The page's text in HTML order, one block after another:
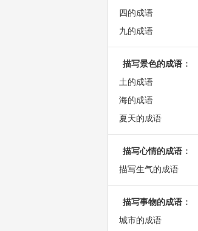
四的成语
九的成语
描写景色的成语 ：
土的成语
海的成语
夏天的成语
描写心情的成语 ：
描写生气的成语
描写事物的成语 ：
城市的成语